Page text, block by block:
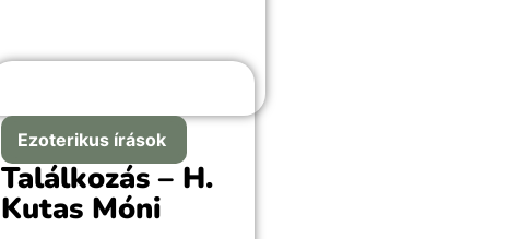
Ezoterikus írások
Találkozás – H.
Kutas Móni